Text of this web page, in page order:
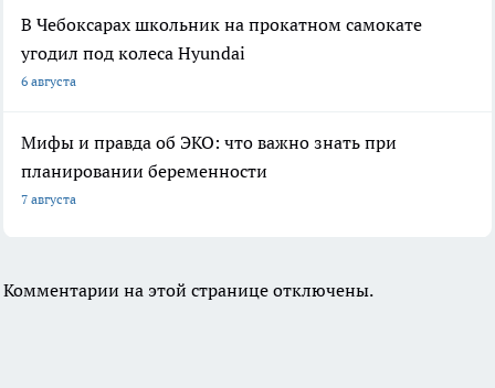
В Чебоксарах школьник на прокатном самокате
угодил под колеса Hyundai
6 августа
Мифы и правда об ЭКО: что важно знать при
планировании беременности
7 августа
Комментарии на этой странице отключены.